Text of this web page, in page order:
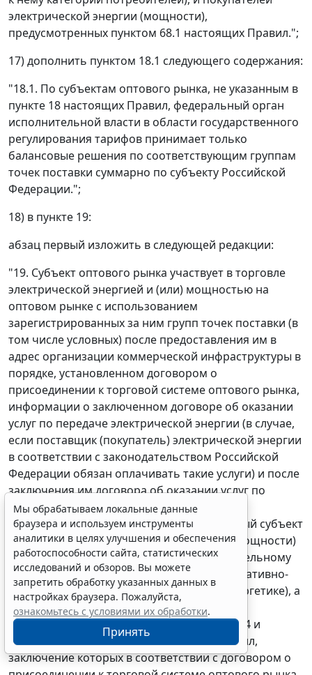
электрической энергии (мощности),
предусмотренных пунктом 68.1 настоящих Правил.";
17) дополнить пунктом 18.1 следующего содержания:
"18.1. По субъектам оптового рынка, не указанным в
пункте 18 настоящих Правил, федеральный орган
исполнительной власти в области государственного
регулирования тарифов принимает только
балансовые решения по соответствующим группам
точек поставки суммарно по субъекту Российской
Федерации.";
18) в пункте 19:
абзац первый изложить в следующей редакции:
"19. Субъект оптового рынка участвует в торговле
электрической энергией и (или) мощностью на
оптовом рынке с использованием
зарегистрированных за ним групп точек поставки (в
том числе условных) после предоставления им в
адрес организации коммерческой инфраструктуры в
порядке, установленном договором о
присоединении к торговой системе оптового рынка,
информации о заключенном договоре об оказании
услуг по передаче электрической энергии (в случае,
если поставщик (покупатель) электрической энергии
в соответствии с законодательством Российской
Федерации обязан оплачивать такие услуги) и после
заключения им договора об оказании услуг по
оперативно-диспетчерскому управлению в
электроэнергетике (в случае, если указанный субъект
оптового рынка электрической энергии (мощности)
относится к кругу лиц, подлежащих обязательному
обслуживанию при оказании услуг по оперативно-
диспетчерскому управлению в электроэнергетике), а
также всех договоров и соглашений,
предусмотренных подпунктом "в" пункта 34 и
подпунктом "е" пункта 35 настоящих Правил,
заключение которых в соответствии с договором о
Мы обрабатываем локальные данные
браузера и используем инструменты
аналитики в целях улучшения и обеспечения
работоспособности сайта, статистических
исследований и обзоров. Вы можете
запретить обработку указанных данных в
настройках браузера. Пожалуйста,
ознакомьтесь с условиями их обработки.
Принять